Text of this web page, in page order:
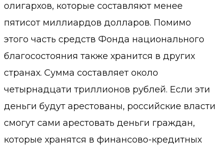
олигархов, которые составляют менее
пятисот миллиардов долларов. Помимо
этого часть средств Фонда национального
благосостояния также хранится в других
странах. Сумма составляет около
четырнадцати триллионов рублей. Если эти
деньги будут арестованы, российские власти
смогут сами арестовать деньги граждан,
которые хранятся в финансово-кредитных